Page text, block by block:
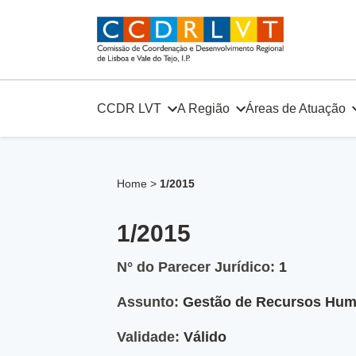
CCDR LVT A Região Áreas de Atuação
Home > 1/2015
1/2015
N° do Parecer Jurídico: 1
Assunto: Gestão de Recursos
Validade: Válido